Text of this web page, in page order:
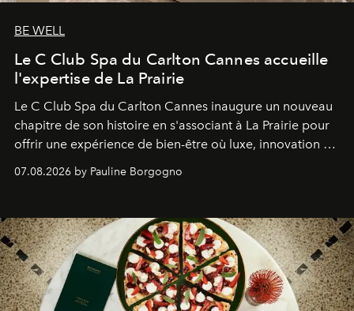
BE WELL
Le C Club Spa du Carlton Cannes accueille
l'expertise de La Prairie
Le C Club Spa du Carlton Cannes inaugure un nouveau
chapitre de son histoire en s'associant à La Prairie pour
offrir une expérience de bien-être où luxe, innovation et
expertise se rencontrent.
07.08.2026 by Pauline Borgogno